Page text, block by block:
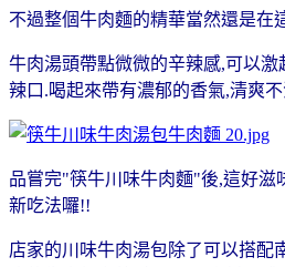
不過整個牛肉麵的精華當然還是在
牛肉湯頭帶點微微的辛辣感,可以激
辣口.喝起來帶有濃郁的香氣,清爽
品嘗完"筷牛川味牛肉麵"後,這好滋
新吃法囉!!
店家的川味牛肉湯包除了可以搭配